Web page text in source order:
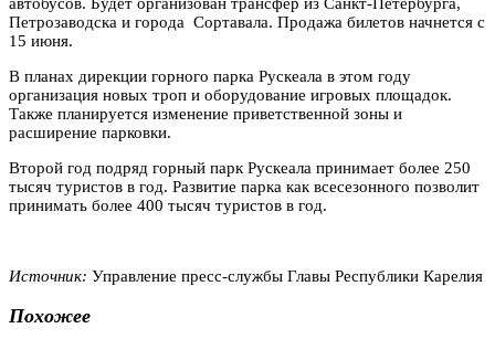
Петрозаводска и города Сортавала. Продажа билетов начнется с
15 июня.
В планах дирекции горного парка Рускеала в этом году
организация новых троп и оборудование игровых площадок.
Также планируется изменение приветственной зоны и
расширение парковки.
Второй год подряд горный парк Рускеала принимает более 250
тысяч туристов в год. Развитие парка как всесезонного позволит
принимать более 400 тысяч туристов в год.
Источник: Управление пресс-службы Главы Республики Карелия
Похожее